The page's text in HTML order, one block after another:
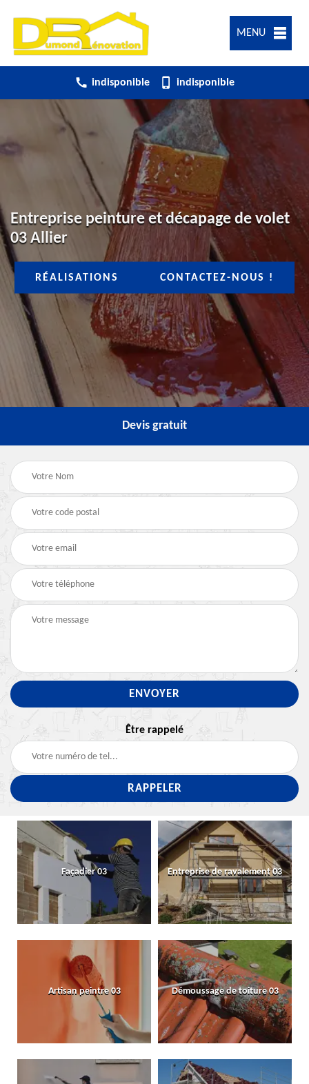
MENU
indisponible indisponible
Entreprise peinture et décapage de volet
03 Allier
RÉALISATIONS CONTACTEZ-NOUS !
Devis gratuit
Être rappelé
Façadier 03 Entreprise de ravalement 03
Artisan peintre 03 Démoussage de toiture 03